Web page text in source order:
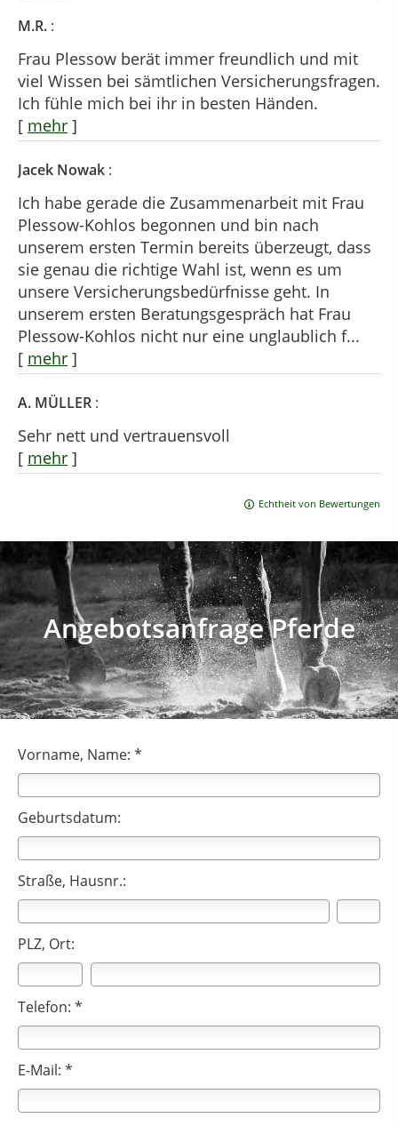
M.R. :
Frau Plessow berät immer freundlich und mit
viel Wissen bei sämtlichen Versicherungsfragen.
Ich fühle mich bei ihr in besten Händen.
[ mehr ]
Jacek Nowak :
Ich habe gerade die Zusammenarbeit mit Frau
Plessow-Kohlos begonnen und bin nach
unserem ersten Termin bereits überzeugt, dass
sie genau die richtige Wahl ist, wenn es um
unsere Versicherungsbedürfnisse geht. In
unserem ersten Beratungsgespräch hat Frau
Plessow-Kohlos nicht nur eine unglaublich f...
[ mehr ]
A. MÜLLER :
Sehr nett und vertrauensvoll
[ mehr ]
Echtheit von Bewertungen
Angebotsanfrage Pferde
Vorname, Name: *
Geburtsdatum:
Straße, Hausnr.:
PLZ, Ort:
Telefon: *
E-Mail: *